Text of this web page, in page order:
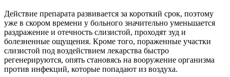
Действие препарата развивается за короткий срок, поэтому
уже в скором времени у больного значительно уменьшается
раздражение и отечность слизистой, проходят зуд и
болезненные ощущения. Кроме того, пораженные участки
слизистой под воздействием лекарства быстро
регенерируются, опять становясь на вооружение организма
против инфекций, которые попадают из воздуха.